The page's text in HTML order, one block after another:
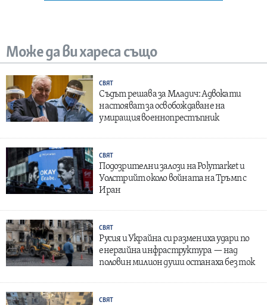
Може да ви хареса също
СВЯТ
Съдът решава за Младич: Адвокати
настояват за освобождаване на
умиращия военнопрестъпник
СВЯТ
Подозрителни залози на Polymarket и
Уолстрийт около войната на Тръмп с
Иран
СВЯТ
Русия и Украйна си размениха удари по
енергийна инфраструктура — над
половин милион души останаха без ток
СВЯТ